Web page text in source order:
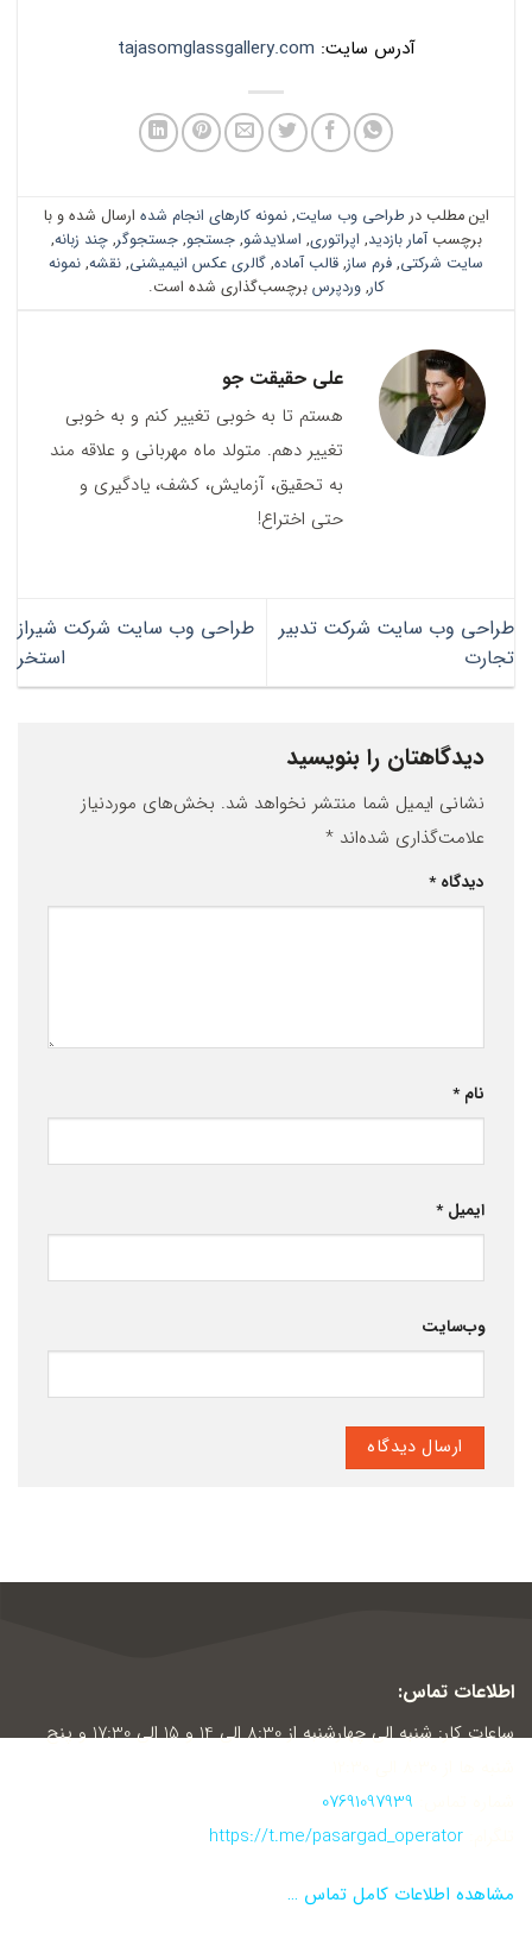
آدرس سایت: tajasomglassgallery.com
این مطلب در طراحی وب سایت,نمونه کارهای انجام شده ارسال شده و با
برچسبآمار بازدید, اپراتوری, اسلایدشو,جستجو,جستجوگر,چند زبانه,
سایت شرکتی, فرم ساز, قالب آماده, گالری عکس انیمیشنی, نقشه, نمونه
کار,وردپرس برچسب‌گذاری شده است.
علی حقیقت جو
هستم تا به خوبی تغییر کنم و به خوبی
تغییر دهم. متولد ماه مهربانی و علاقه مند
به تحقیق، آزمایش، کشف، یادگیری و
حتی اختراع!
طراحی وب سایت شرکت تدبیر
تجارت
طراحی وب سایت شرکت شیراز
استخر
دیدگاهتان را بنویسید
نشانی ایمیل شما منتشر نخواهد شد. بخش‌های موردنیاز
علامت‌گذاری شده‌اند *
دیدگاه*
نام*
ایمیل*
وب‌سایت
اطلاعات تماس:
ساعات کار: شنبه الی چهارشنبه از 8:30 الی 14 و 15 الی 17:30 و پنج
07691097939
https://t.me/pasargad_operator
مشاهده اطلاعات کامل تماس …